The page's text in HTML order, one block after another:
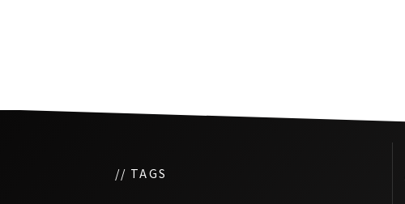
// TAGS